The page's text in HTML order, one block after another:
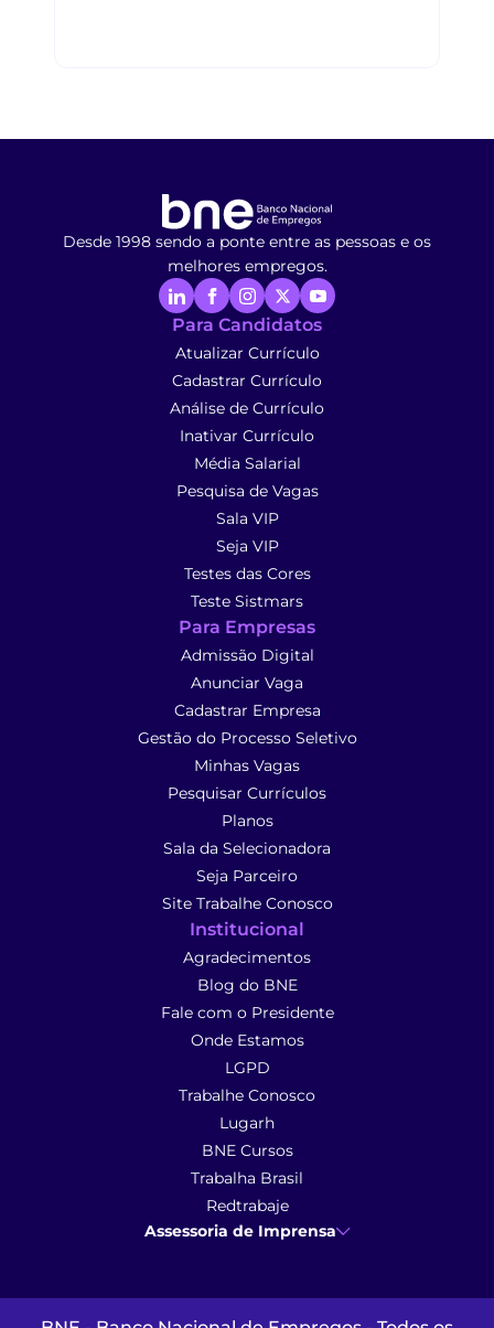
Desde 1998 sendo a ponte entre as pessoas e os
melhores empregos.
Para Candidatos
Atualizar Currículo
Cadastrar Currículo
Análise de Currículo
Inativar Currículo
Média Salarial
Pesquisa de Vagas
Sala VIP
Seja VIP
Testes das Cores
Teste Sistmars
Para Empresas
Admissão Digital
Anunciar Vaga
Cadastrar Empresa
Gestão do Processo Seletivo
Minhas Vagas
Pesquisar Currículos
Planos
Sala da Selecionadora
Seja Parceiro
Site Trabalhe Conosco
Institucional
Agradecimentos
Blog do BNE
Fale com o Presidente
Onde Estamos
LGPD
Trabalhe Conosco
Lugarh
BNE Cursos
Trabalha Brasil
Redtrabaje
Assessoria de Imprensa
(41) 9 9102-1413